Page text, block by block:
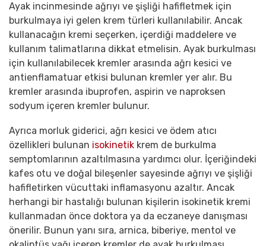
Ayak incinmesinde ağrıyı ve şişliği hafifletmek için
burkulmaya iyi gelen krem türleri kullanılabilir. Ancak
kullanacağın kremi seçerken, içerdiği maddelere ve
kullanım talimatlarına dikkat etmelisin. Ayak burkulması
için kullanılabilecek kremler arasında ağrı kesici ve
antienflamatuar etkisi bulunan kremler yer alır. Bu
kremler arasında ibuprofen, aspirin ve naproksen
sodyum içeren kremler bulunur.
Ayrıca morluk giderici, ağrı kesici ve ödem atıcı
özellikleri bulunan isokinetik krem de burkulma
semptomlarının azaltılmasına yardımcı olur. İçeriğindeki
kafes otu ve doğal bileşenler sayesinde ağrıyı ve şişliği
hafifletirken vücuttaki inflamasyonu azaltır. Ancak
herhangi bir hastalığı bulunan kişilerin isokinetik kremi
kullanmadan önce doktora ya da eczaneye danışması
önerilir. Bunun yanı sıra, arnica, biberiye, mentol ve